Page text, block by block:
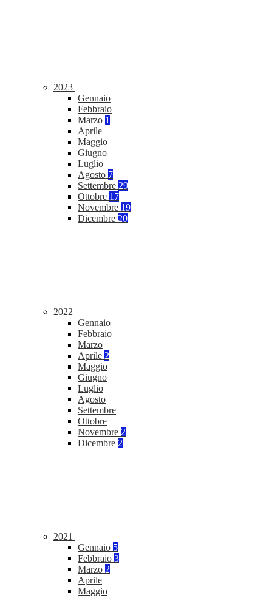
2023
Gennaio
Febbraio
Marzo 1
Aprile
Maggio
Giugno
Luglio
Agosto 7
Settembre 29
Ottobre 17
Novembre 19
Dicembre 20
2022
Gennaio
Febbraio
Marzo
Aprile 2
Maggio
Giugno
Luglio
Agosto
Settembre
Ottobre
Novembre 2
Dicembre 2
2021
Gennaio 5
Febbraio 3
Marzo 2
Aprile
Maggio